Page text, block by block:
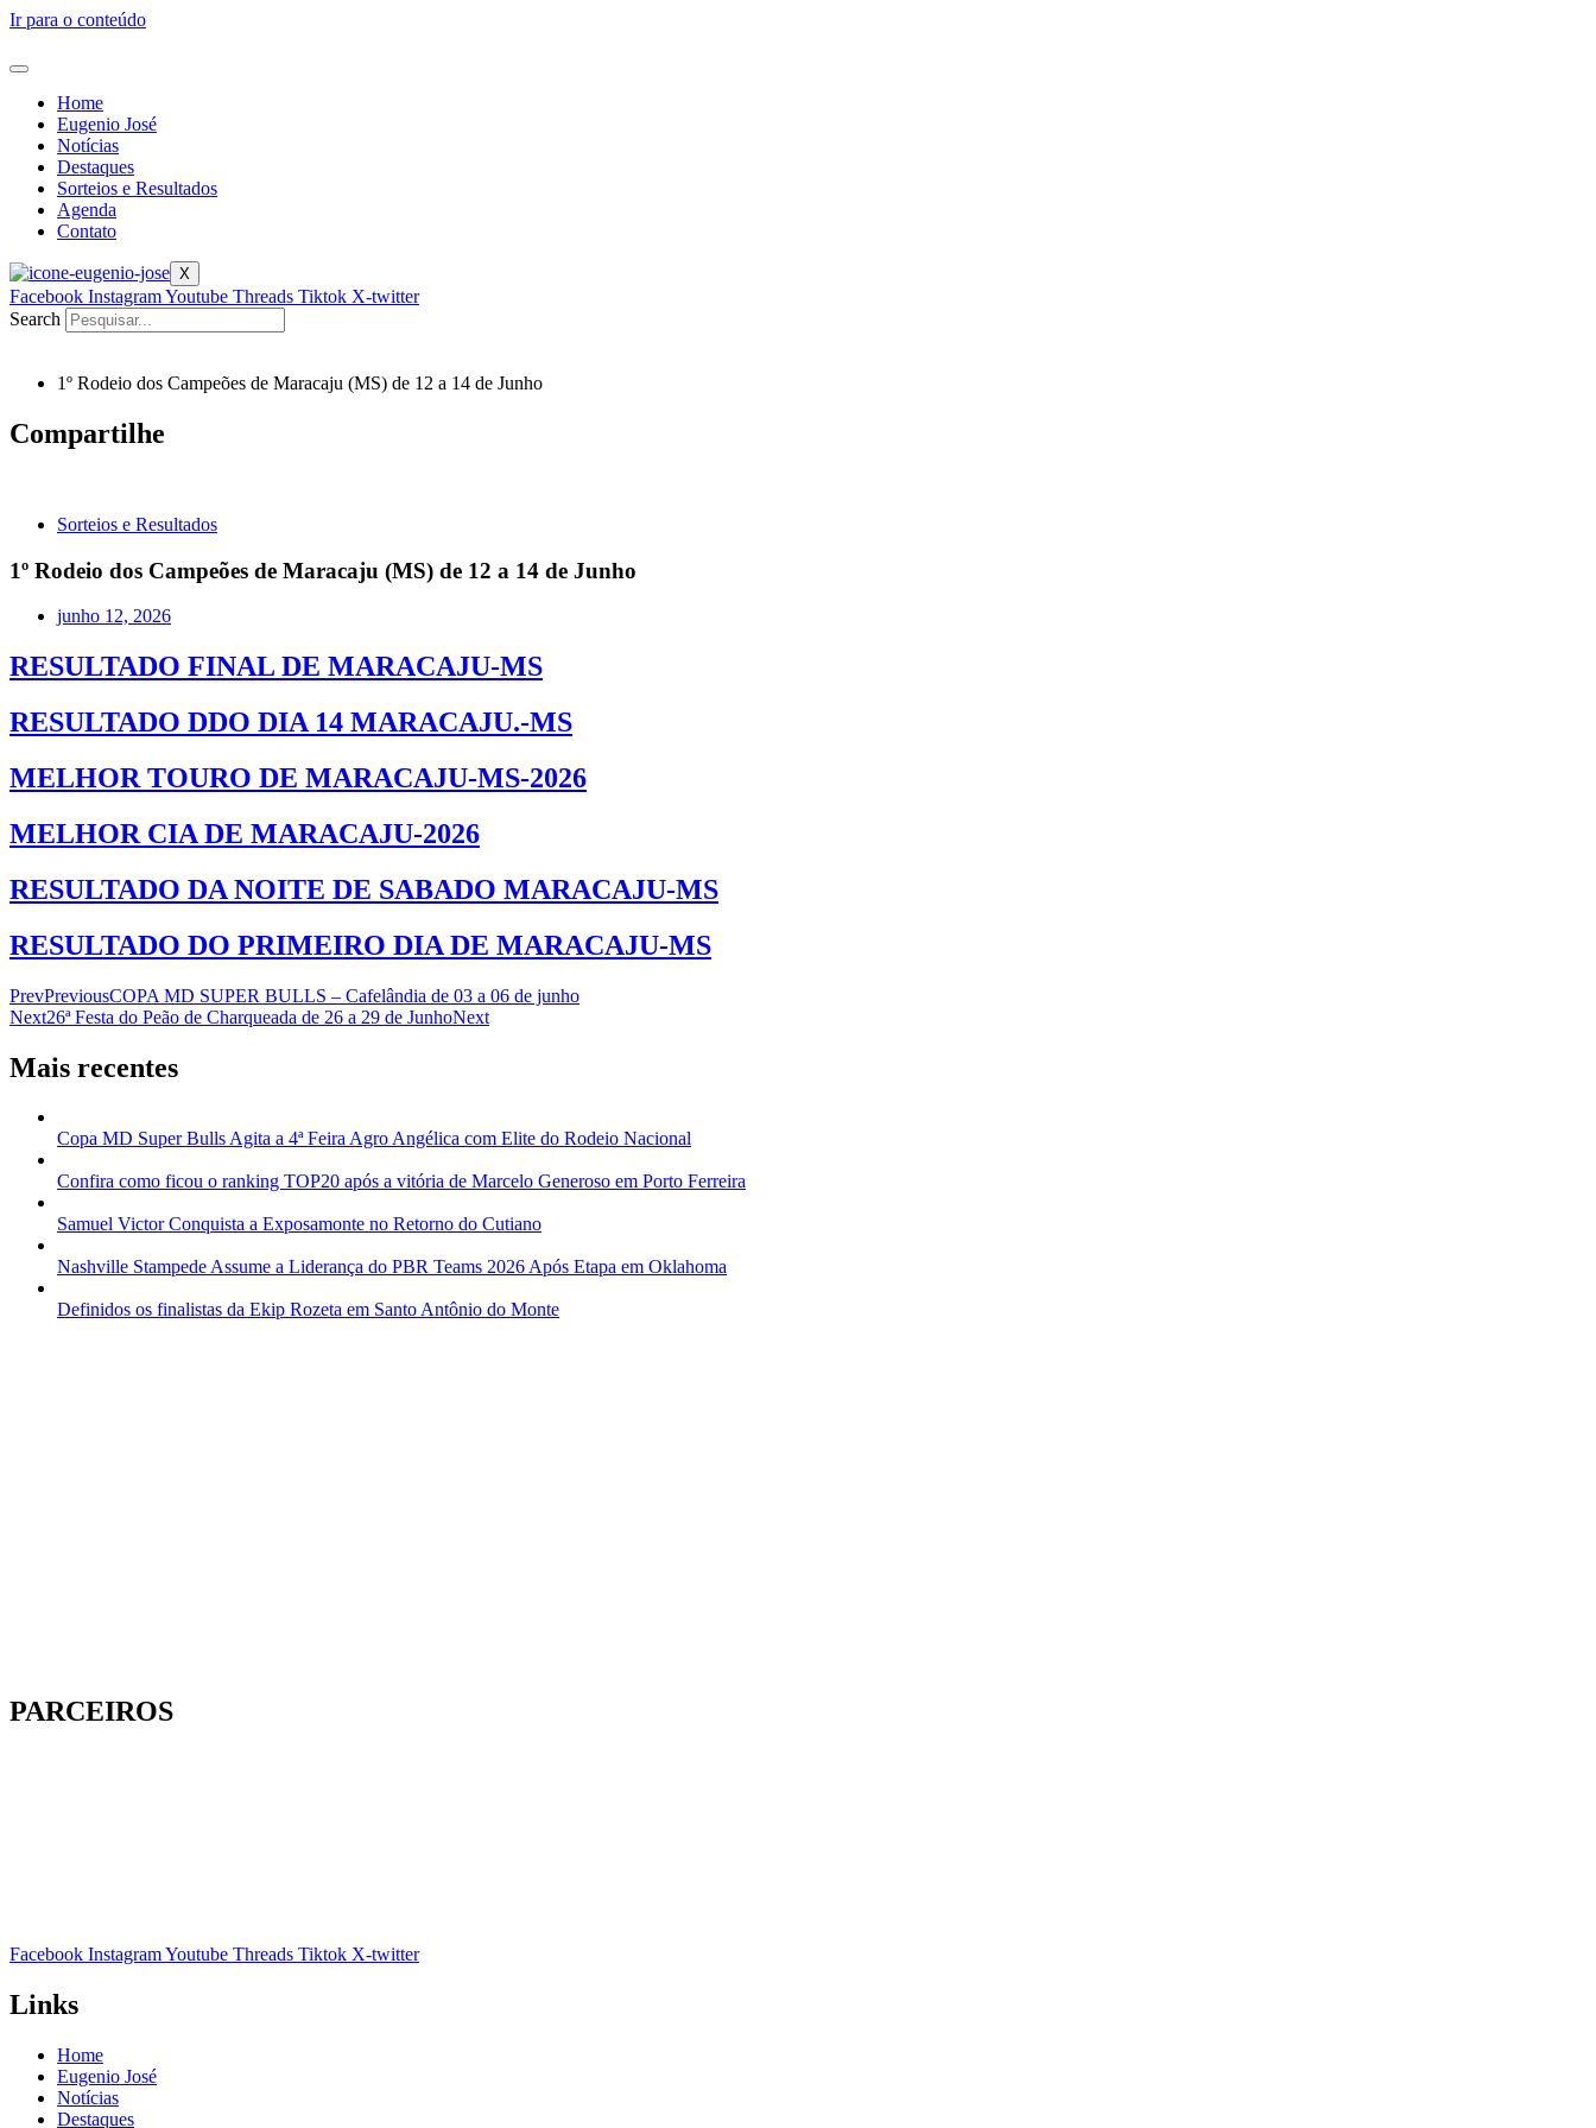
Ir para o conteúdo
Home
Eugenio José
Notícias
Destaques
Sorteios e Resultados
Agenda
Contato
X
Facebook InstagramYoutube Threads Tiktok X-twitter
Search
1º Rodeio dos Campeões de Maracaju (MS) de 12 a 14 de Junho
Compartilhe
Sorteios e Resultados
1º Rodeio dos Campeões de Maracaju (MS) de 12 a 14 de Junho
junho 12, 2026
RESULTADO FINAL DE MARACAJU-MS
RESULTADO DDO DIA 14 MARACAJU.-MS
MELHOR TOURO DE MARACAJU-MS-2026
MELHOR CIA DE MARACAJU-2026
RESULTADO DA NOITE DE SABADO MARACAJU-MS
RESULTADO DO PRIMEIRO DIA DE MARACAJU-MS
PrevPreviousCOPA MD SUPER BULLS – Cafelândia de 03 a 06 de junho
Next26ª Festa do Peão de Charqueada de 26 a 29 de JunhoNext
Mais recentes
Copa MD Super Bulls Agita a 4ª Feira Agro Angélica com Elite do Rodeio Nacional
Confira como ficou o ranking TOP20 após a vitória de Marcelo Generoso em Porto Ferreira
Samuel Victor Conquista a Exposamonte no Retorno do Cutiano
Nashville Stampede Assume a Liderança do PBR Teams 2026 Após Etapa em Oklahoma
Definidos os finalistas da Ekip Rozeta em Santo Antônio do Monte
PARCEIROS
Facebook InstagramYoutube Threads Tiktok X-twitter
Links
Home
Eugenio José
Notícias
Destaques